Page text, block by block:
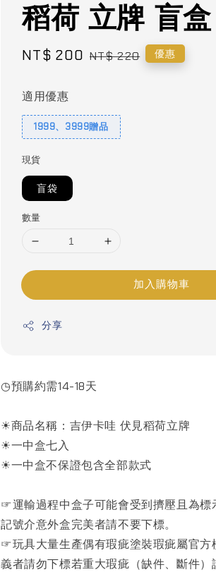
稻荷 立牌 盲
Sale
NT$ 200 Regular
NT$ 220 優惠
適用優惠
1999、3999贈品
現貨
盲袋
數量
加入購物車
分享
◷預購約需14-18天
☀商品名稱：吉伊卡哇 伏見稻荷立牌
☀一中盒七入
☀一中盒不保證包含全部款式
☞運輸過程中盒子可能會受到擠壓且為標
記號介意外盒完美者請不要下標。
☞玩具大量生產偶有瑕疵塗裝瑕疵屬官方
義者請勿下標若重大瑕疵（缺件、斷件）